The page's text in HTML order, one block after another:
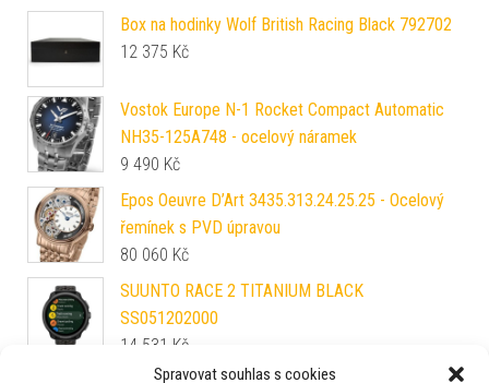
Spravovat souhlas s cookies
Box na hodinky Wolf British Racing Black 792702
12 375 Kč
Vostok Europe N-1 Rocket Compact Automatic
NH35-125A748 - ocelový náramek
9 490 Kč
Epos Oeuvre D’Art 3435.313.24.25.25 - Ocelový
řemínek s PVD úpravou
80 060 Kč
SUUNTO RACE 2 TITANIUM BLACK
SS051202000
14 531 Kč